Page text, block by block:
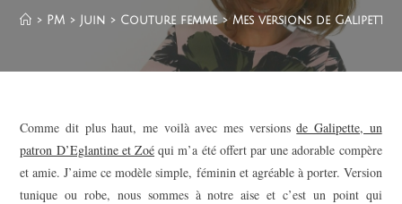
> PM > Juin > Couture femme > Mes versions de Galipette
Comme dit plus haut, me voilà avec mes versionsde Galipette, un
patron D’Eglantine et Zoé qui m’a été offert par une adorable compère
et amie. J’aime ce modèle simple, féminin et agréable à porter. Version
tunique ou robe, nous sommes à notre aise et c’est un point qui